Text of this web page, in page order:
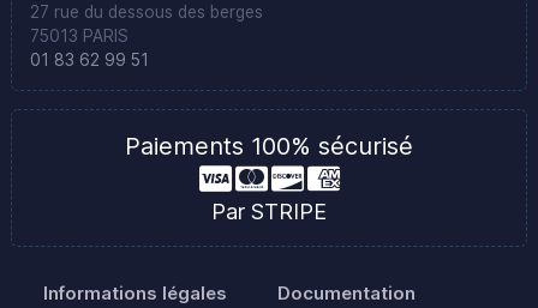
27 rue du dessous des berges
75013 PARIS
01 83 62 99 51
Paiements 100% sécurisé
Par STRIPE
Informations légales Documentation